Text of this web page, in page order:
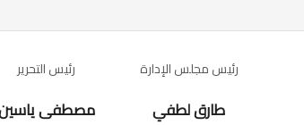
رئيس مجلس الإدارة
طارق لطفي
رئيس التحرير
مصطفى